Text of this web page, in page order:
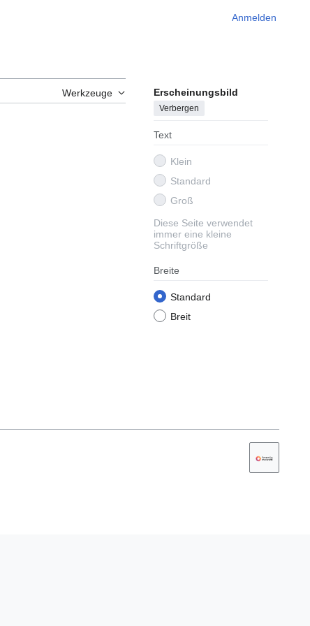
Anmelden
Werkzeuge Erscheinungsbild
Verbergen
Text
Klein
Standard
Groß
Diese Seite verwendet
immer eine kleine
Schriftgröße
Breite
Standard
Breit